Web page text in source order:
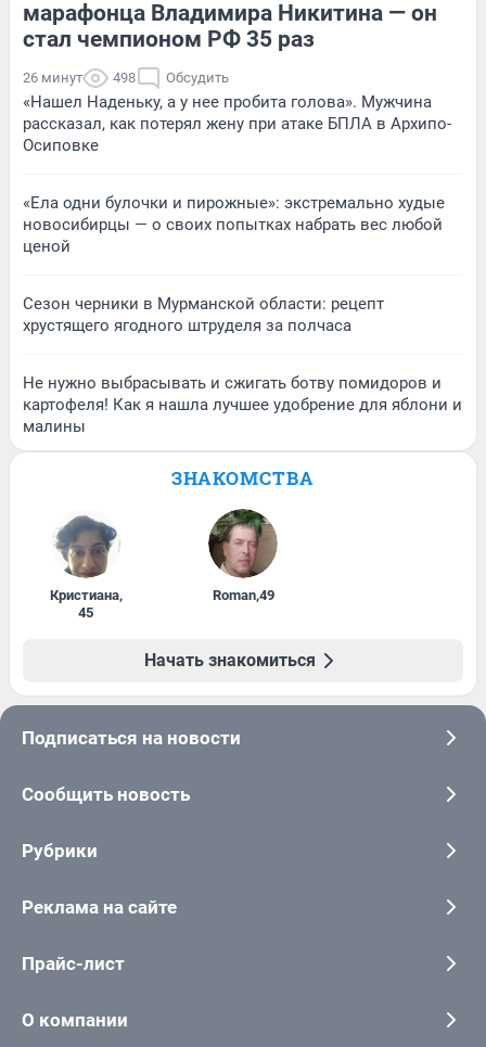
марафонца Владимира Никитина — он
стал чемпионом РФ 35 раз
26 минут 498 Обсудить
«Нашел Наденьку, а у нее пробита голова». Мужчина
рассказал, как потерял жену при атаке БПЛА в Архипо-
Осиповке
«Ела одни булочки и пирожные»: экстремально худые
новосибирцы — о своих попытках набрать вес любой
ценой
Сезон черники в Мурманской области: рецепт
хрустящего ягодного штруделя за полчаса
Не нужно выбрасывать и сжигать ботву помидоров и
картофеля! Как я нашла лучшее удобрение для яблони и
малины
ЗНАКОМСТВА
Кристиана,
45
Roman,49
Начать знакомиться
Подписаться на новости
Сообщить новость
Рубрики
Реклама на сайте
Прайс-лист
О компании